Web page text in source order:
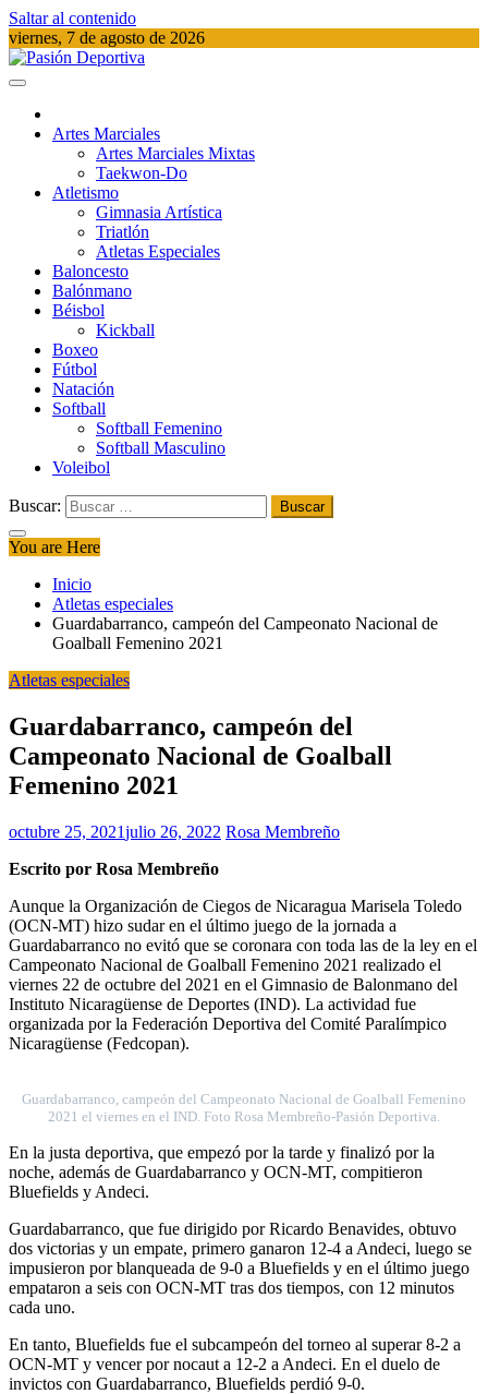
Saltar al contenido
viernes, 7 de agosto de 2026
Artes Marciales
Artes Marciales Mixtas
Taekwon-Do
Atletismo
Gimnasia Artística
Triatlón​
Atletas Especiales
Baloncesto
Balónmano
Béisbol
Kickball​
Boxeo
Fútbol
Natación​
Softball​
Softball​ Femenino
Softball​ Masculino
Voleibol​
Buscar:
You are Here
Inicio
Atletas especiales
Guardabarranco, campeón del Campeonato Nacional de
Goalball Femenino 2021
Atletas especiales
Guardabarranco, campeón del
Campeonato Nacional de Goalball
Femenino 2021
octubre 25, 2021julio 26, 2022 Rosa Membreño
Escrito por Rosa Membreño
Aunque la Organización de Ciegos de Nicaragua Marisela Toledo
(OCN-MT) hizo sudar en el último juego de la jornada a
Guardabarranco no evitó que se coronara con toda las de la ley en el
Campeonato Nacional de Goalball Femenino 2021 realizado el
viernes 22 de octubre del 2021 en el Gimnasio de Balonmano del
Instituto Nicaragüense de Deportes (IND). La actividad fue
organizada por la Federación Deportiva del Comité Paralímpico
Nicaragüense (Fedcopan).
Guardabarranco, campeón del Campeonato Nacional de Goalball Femenino
2021 el viernes en el IND. Foto Rosa Membreño-Pasión Deportiva.
En la justa deportiva, que empezó por la tarde y finalizó por la
noche, además de Guardabarranco y OCN-MT, compitieron
Bluefields y Andeci.
Guardabarranco, que fue dirigido por Ricardo Benavides, obtuvo
dos victorias y un empate, primero ganaron 12-4 a Andeci, luego se
impusieron por blanqueada de 9-0 a Bluefields y en el último juego
empataron a seis con OCN-MT tras dos tiempos, con 12 minutos
cada uno.
En tanto, Bluefields fue el subcampeón del torneo al superar 8-2 a
OCN-MT y vencer por nocaut a 12-2 a Andeci. En el duelo de
invictos con Guardabarranco, Bluefields perdió 9-0.